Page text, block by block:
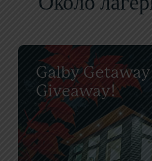
Galby Getaway
Giveaway!